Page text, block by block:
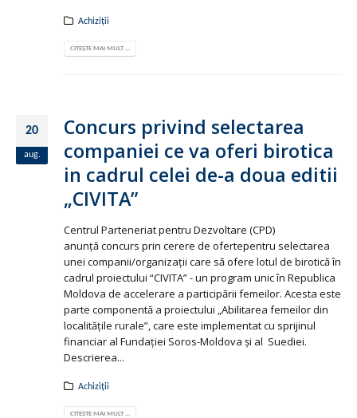
Achiziții
CITEȘTE MAI MULT ...
20
aug.
Concurs privind selectarea
companiei ce va oferi birotica
in cadrul celei de-a doua editii
„CIVITA”
Centrul Parteneriat pentru Dezvoltare (CPD)
anunţă concurs prin cerere de ofertepentru selectarea
unei companii/organizaţii care să ofere lotul de birotică în
cadrul proiectului “CIVITA” - un program unic în Republica
Moldova de accelerare a participării femeilor. Acesta este
parte componentă a proiectului „Abilitarea femeilor din
localitățile rurale”, care este implementat cu sprijinul
financiar al Fundaţiei Soros-Moldova şi al Suediei.
Descrierea...
Achiziții
CITEȘTE MAI MULT ...